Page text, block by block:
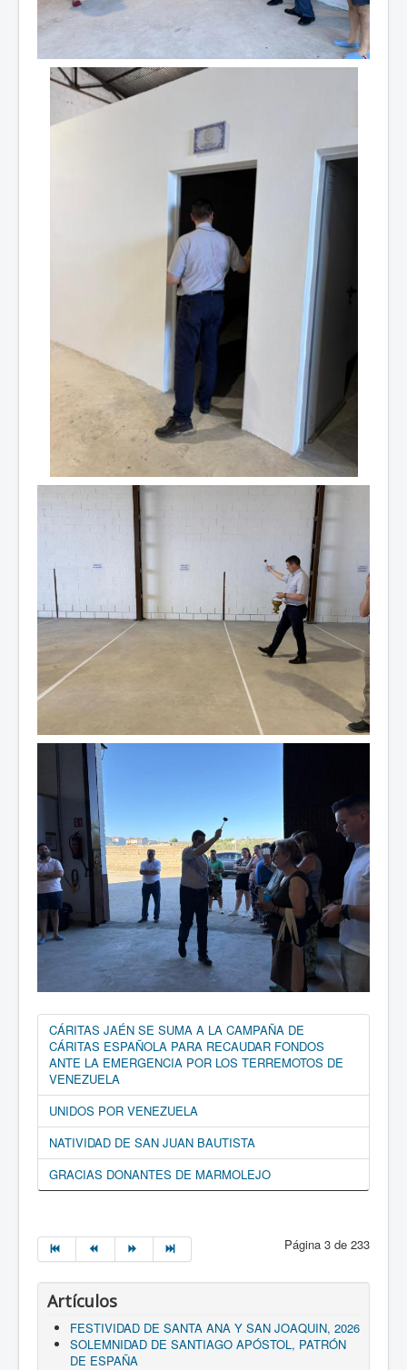
CÁRITAS JAÉN SE SUMA A LA CAMPAÑA DE
CÁRITAS ESPAÑOLA PARA RECAUDAR FONDOS
ANTE LA EMERGENCIA POR LOS TERREMOTOS DE
VENEZUELA
UNIDOS POR VENEZUELA
NATIVIDAD DE SAN JUAN BAUTISTA
GRACIAS DONANTES DE MARMOLEJO
Página 3 de 233
Artículos
FESTIVIDAD DE SANTA ANA Y SAN JOAQUIN, 2026
SOLEMNIDAD DE SANTIAGO APÓSTOL, PATRÓN
DE ESPAÑA